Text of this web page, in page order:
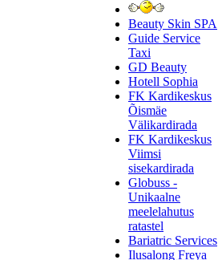
Beauty Skin SPA
Guide Service
Taxi
GD Beauty
Hotell Sophia
FK Kardikeskus
Õismäe
Välikardirada
FK Kardikeskus
Viimsi
sisekardirada
Globuss -
Unikaalne
meelelahutus
ratastel
Bariatric Services
Ilusalong Freya